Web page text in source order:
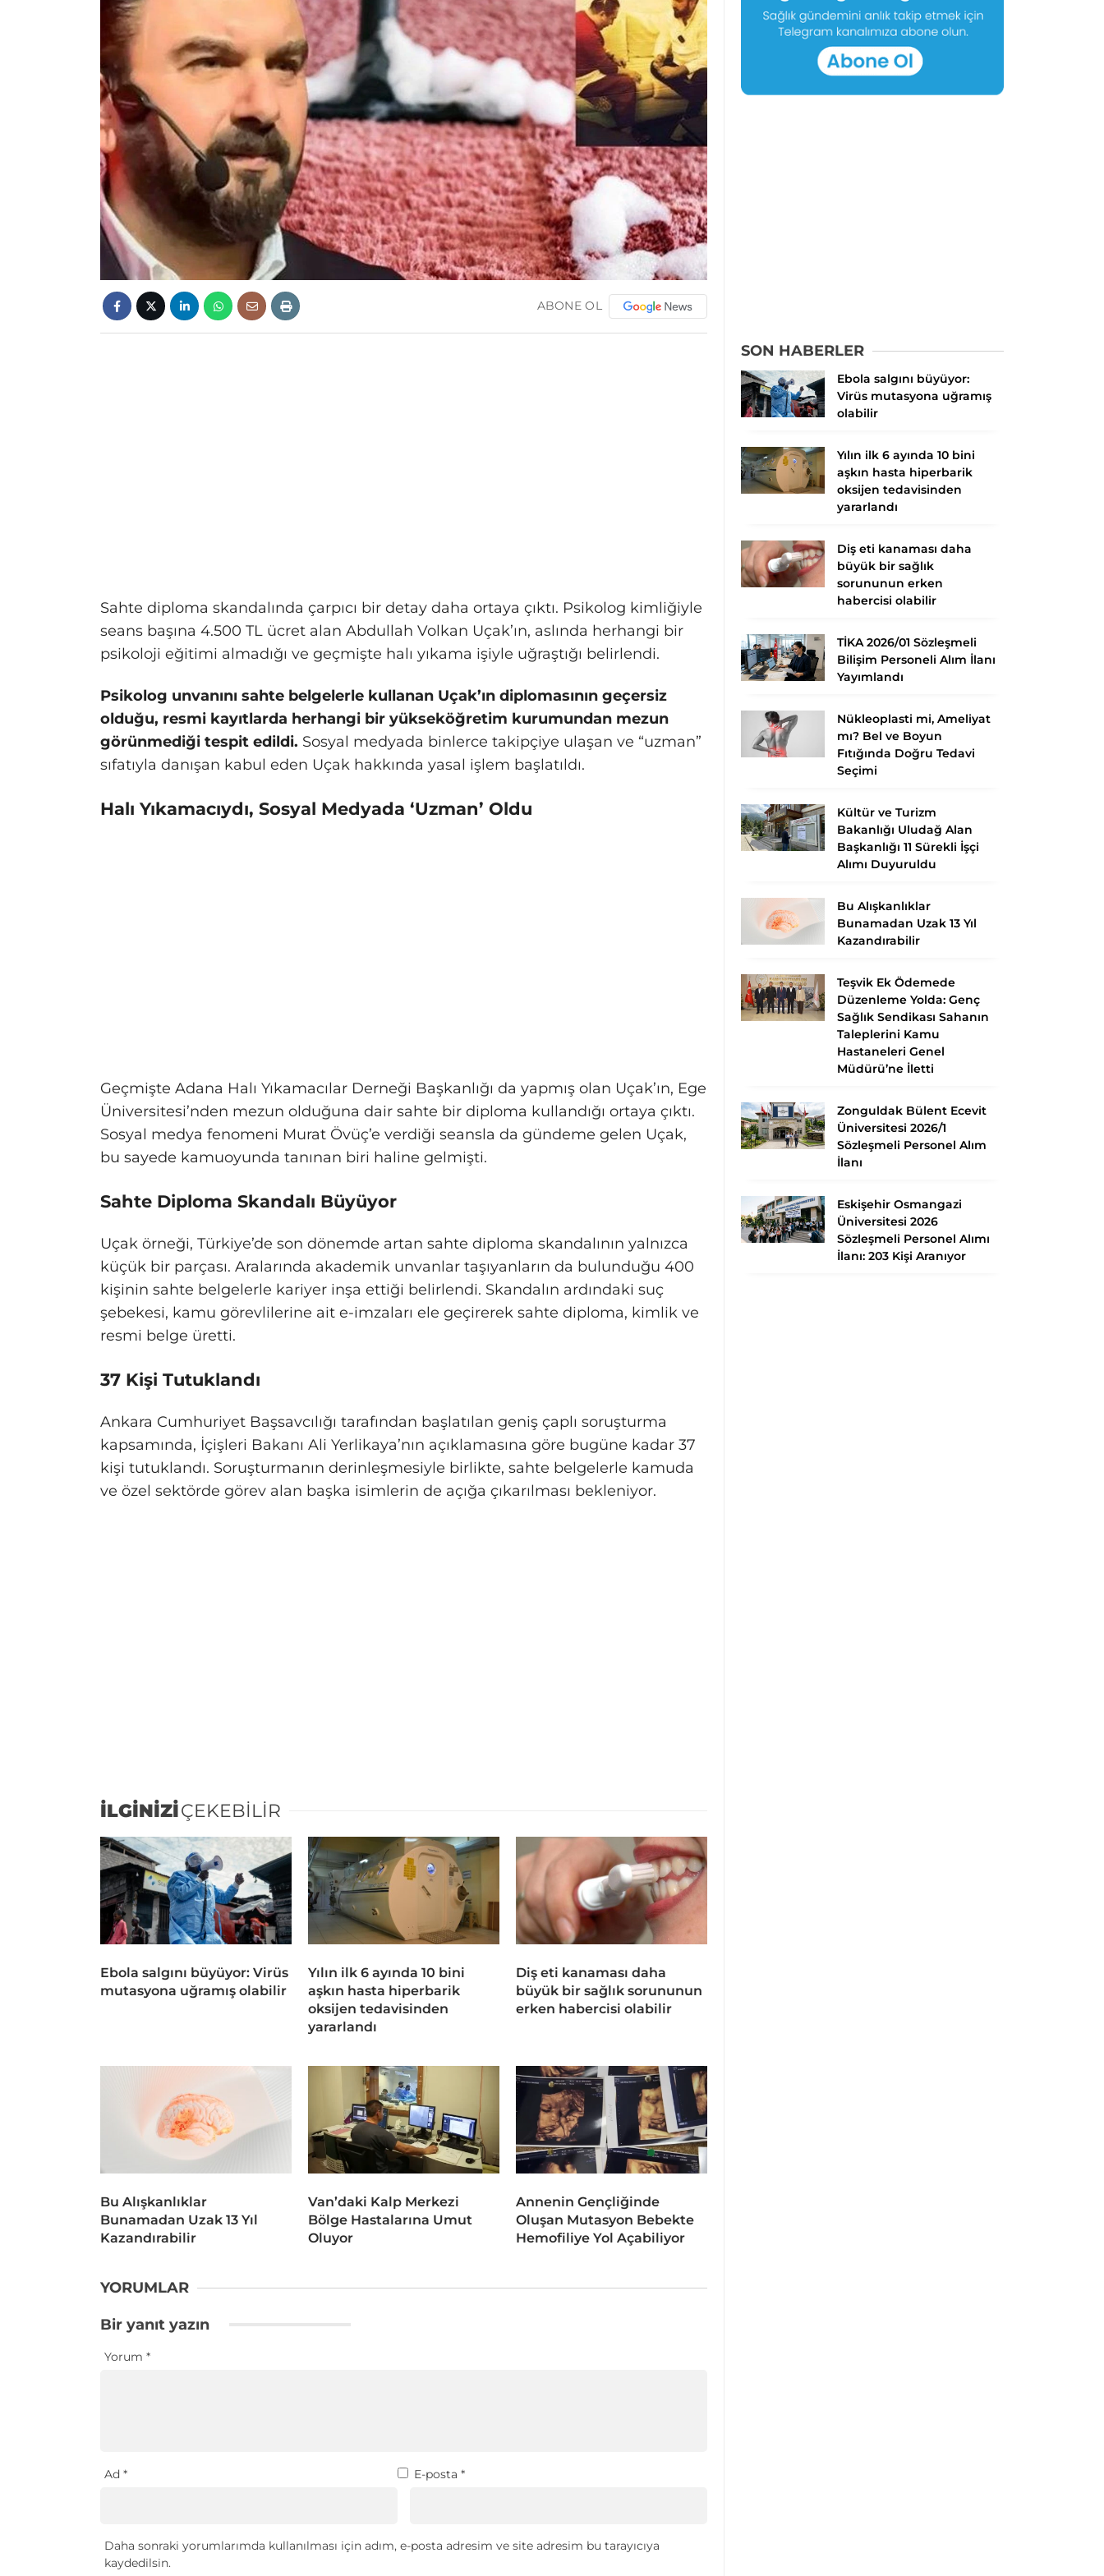
ABONE OL
Sahte diploma skandalında çarpıcı bir detay daha ortaya çıktı. Psikolog kimliğiyle
seans başına 4.500 TL ücret alan Abdullah Volkan Uçak’ın, aslında herhangi bir
psikoloji eğitimi almadığı ve geçmişte halı yıkama işiyle uğraştığı belirlendi.
Psikolog unvanını sahte belgelerle kullanan Uçak’ın diplomasının geçersiz
olduğu, resmi kayıtlarda herhangi bir yükseköğretim kurumundan mezun
görünmediği tespit edildi. Sosyal medyada binlerce takipçiye ulaşan ve “uzman”
sıfatıyla danışan kabul eden Uçak hakkında yasal işlem başlatıldı.
Halı Yıkamacıydı, Sosyal Medyada ‘Uzman’ Oldu
Geçmişte Adana Halı Yıkamacılar Derneği Başkanlığı da yapmış olan Uçak’ın, Ege
Üniversitesi’nden mezun olduğuna dair sahte bir diploma kullandığı ortaya çıktı.
Sosyal medya fenomeni Murat Övüç’e verdiği seansla da gündeme gelen Uçak,
bu sayede kamuoyunda tanınan biri haline gelmişti.
Sahte Diploma Skandalı Büyüyor
Uçak örneği, Türkiye’de son dönemde artan sahte diploma skandalının yalnızca
küçük bir parçası. Aralarında akademik unvanlar taşıyanların da bulunduğu 400
kişinin sahte belgelerle kariyer inşa ettiği belirlendi. Skandalın ardındaki suç
şebekesi, kamu görevlilerine ait e-imzaları ele geçirerek sahte diploma, kimlik ve
resmi belge üretti.
37 Kişi Tutuklandı
Ankara Cumhuriyet Başsavcılığı tarafından başlatılan geniş çaplı soruşturma
kapsamında, İçişleri Bakanı Ali Yerlikaya’nın açıklamasına göre bugüne kadar 37
kişi tutuklandı. Soruşturmanın derinleşmesiyle birlikte, sahte belgelerle kamuda
ve özel sektörde görev alan başka isimlerin de açığa çıkarılması bekleniyor.
İLGİNİZİÇEKEBİLİR
Ebola salgını büyüyor: Virüs
mutasyona uğramış olabilir
Yılın ilk 6 ayında 10 bini
aşkın hasta hiperbarik
oksijen tedavisinden
yararlandı
Diş eti kanaması daha
büyük bir sağlık sorununun
erken habercisi olabilir
Bu Alışkanlıklar
Bunamadan Uzak 13 Yıl
Kazandırabilir
Van’daki Kalp Merkezi
Bölge Hastalarına Umut
Oluyor
Annenin Gençliğinde
Oluşan Mutasyon Bebekte
Hemofiliye Yol Açabiliyor
YORUMLAR
Bir yanıt yazın
Yorum *
Ad * E-posta *
Daha sonraki yorumlarımda kullanılması için adım, e-posta adresim ve site adresim bu tarayıcıya
kaydedilsin.
SON HABERLER
Ebola salgını büyüyor:
Virüs mutasyona uğramış
olabilir
Yılın ilk 6 ayında 10 bini
aşkın hasta hiperbarik
oksijen tedavisinden
yararlandı
Diş eti kanaması daha
büyük bir sağlık
sorununun erken
habercisi olabilir
TİKA 2026/01 Sözleşmeli
Bilişim Personeli Alım İlanı
Yayımlandı
Nükleoplasti mi, Ameliyat
mı? Bel ve Boyun
Fıtığında Doğru Tedavi
Seçimi
Kültür ve Turizm
Bakanlığı Uludağ Alan
Başkanlığı 11 Sürekli İşçi
Alımı Duyuruldu
Bu Alışkanlıklar
Bunamadan Uzak 13 Yıl
Kazandırabilir
Teşvik Ek Ödemede
Düzenleme Yolda: Genç
Sağlık Sendikası Sahanın
Taleplerini Kamu
Hastaneleri Genel
Müdürü’ne İletti
Zonguldak Bülent Ecevit
Üniversitesi 2026/1
Sözleşmeli Personel Alım
İlanı
Eskişehir Osmangazi
Üniversitesi 2026
Sözleşmeli Personel Alımı
İlanı: 203 Kişi Aranıyor